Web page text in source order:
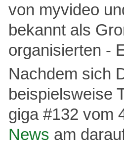
von myvideo
bekannt als
organisierten -
Nachdem sich
beispielsweise
giga #132 vom
News am